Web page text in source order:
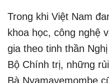
Trong khi Việt Nam
khoa học, công nghệ
gia theo tinh thần
Bộ Chính trị, những
Bà Nyamayemombe